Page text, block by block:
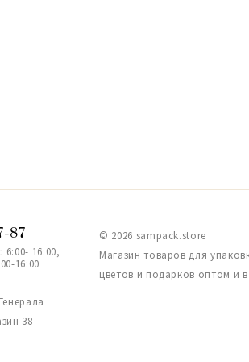
87
6:00- 16:00,
16:00
38
© 2026 sampack.store
Магазин товаров для
цветов и подарков оптом и